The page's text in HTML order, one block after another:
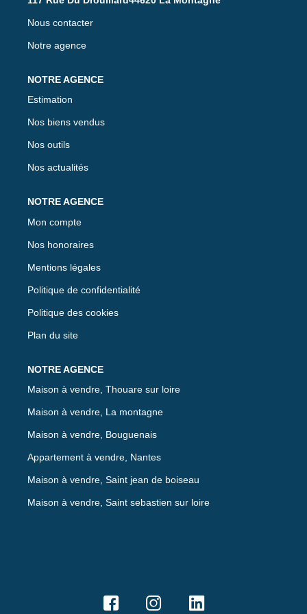
(abonnements compris) Consommation énergie primaire :
213 kWh/m²/an. Consommation énergie finale : 186
kWh/m²/an. Les informations sur les risques auxquels ce
bien est exposé sont disponibles sur le site Géorisques :
Nous contacter
Notre agence
Estimation
Nos biens vendus
Nos outils
Nos actualités
Mon compte
Nos honoraires
Mentions légales
Politique de confidentialité
Politique des cookies
Plan du site
Maison à vendre, Thouare sur loire
Maison à vendre, La montagne
Maison à vendre, Bouguenais
Appartement à vendre, Nantes
Maison à vendre, Saint jean de boiseau
Maison à vendre, Saint sebastien sur loire